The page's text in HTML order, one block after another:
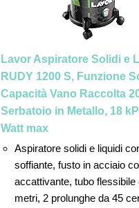
Lavor Aspiratore Solidi e
RUDY 1200 S, Funzione
Capacità Vano Raccolta
Serbatoio in Metallo, 18
Watt max
Aspiratore solidi e liquidi
soffiante, fusto in acciaio
accattivante, tubo flessibile
metri, 2 prolunghe da 45